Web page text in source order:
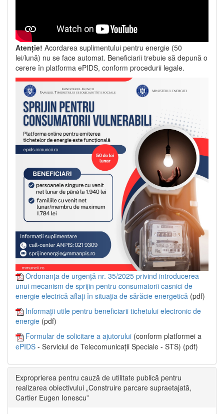
Atenție! Acordarea suplimentului pentru energie (50
lei/lună) nu se face automat. Beneficiarii trebuie să depună o
cerere în platforma ePIDS, conform procedurii legale.
Ordonanța de urgență nr. 35/2025 privind introducerea
unui mecanism de sprijin pentru consumatorii casnici de
energie electrică aflați în situația de sărăcie energetică (pdf)
Informații utile pentru beneficiarii tichetului electronic de
energie (pdf)
Formular de solicitare a ajutorului (conform platformei a
ePIDS - Serviciul de Telecomunicații Speciale - STS) (pdf)
Exproprierea pentru cauză de utilitate publică pentru
realizarea obiectivului „Construire parcare supraetajată,
Cartier Eugen Ionescu”